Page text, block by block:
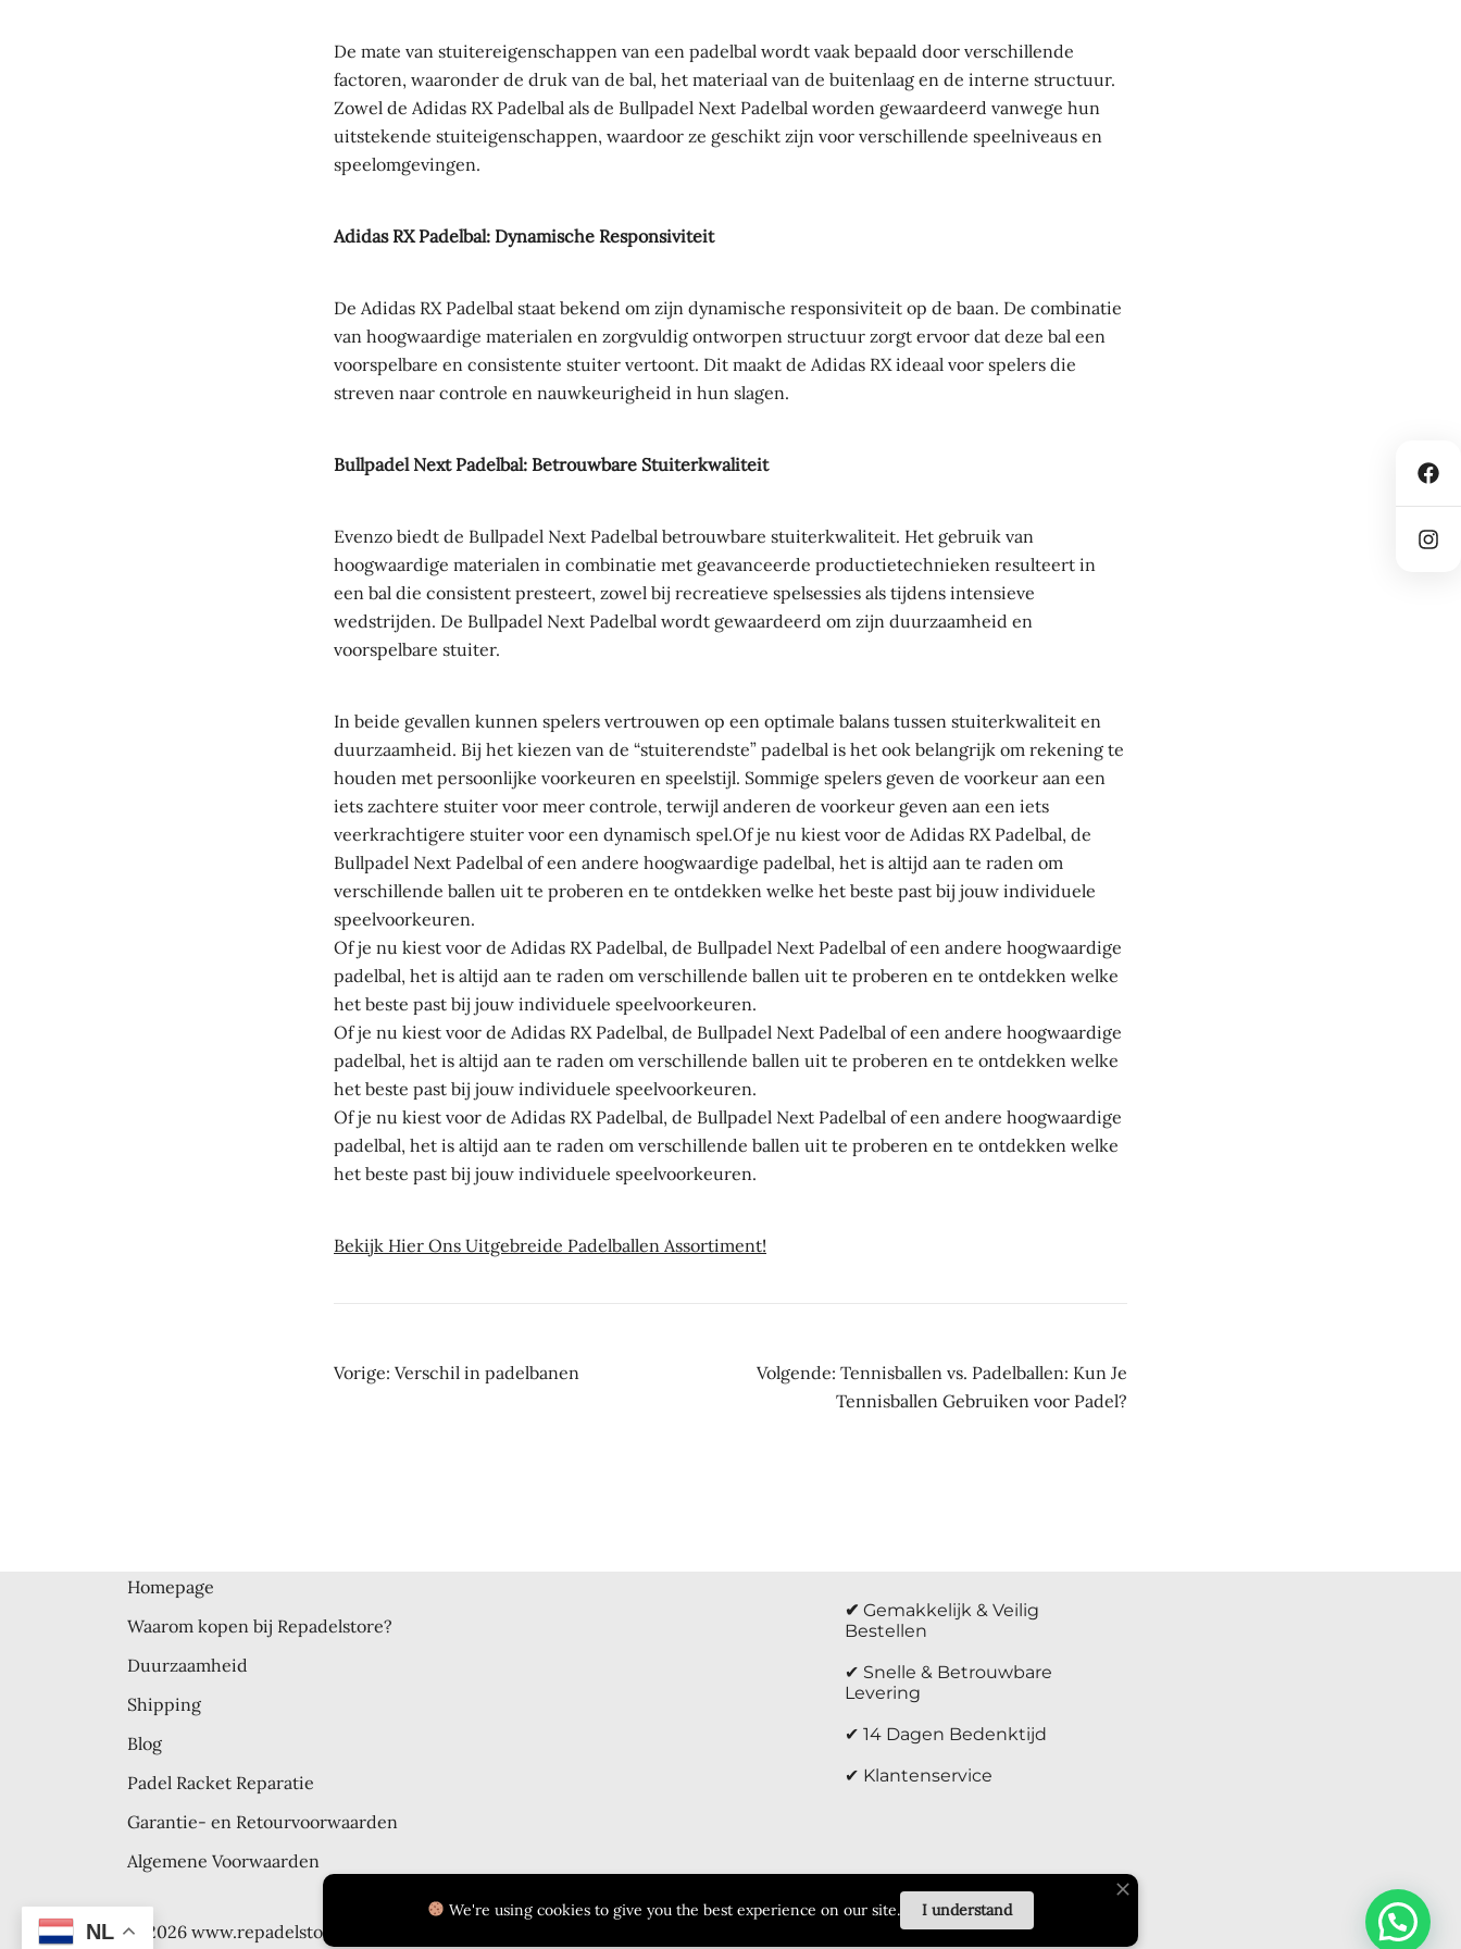
De mate van stuitereigenschappen van een padelbal wordt vaak bepaald door verschillende
factoren, waaronder de druk van de bal, het materiaal van de buitenlaag en de interne structuur.
Zowel de Adidas RX Padelbal als de Bullpadel Next Padelbal worden gewaardeerd vanwege hun
uitstekende stuiteigenschappen, waardoor ze geschikt zijn voor verschillende speelniveaus en
speelomgevingen.
Adidas RX Padelbal: Dynamische Responsiviteit
De Adidas RX Padelbal staat bekend om zijn dynamische responsiviteit op de baan. De combinatie
van hoogwaardige materialen en zorgvuldig ontworpen structuur zorgt ervoor dat deze bal een
voorspelbare en consistente stuiter vertoont. Dit maakt de Adidas RX ideaal voor spelers die
streven naar controle en nauwkeurigheid in hun slagen.
Bullpadel Next Padelbal: Betrouwbare Stuiterkwaliteit
Evenzo biedt de Bullpadel Next Padelbal betrouwbare stuiterkwaliteit. Het gebruik van
hoogwaardige materialen in combinatie met geavanceerde productietechnieken resulteert in
een bal die consistent presteert, zowel bij recreatieve spelsessies als tijdens intensieve
wedstrijden. De Bullpadel Next Padelbal wordt gewaardeerd om zijn duurzaamheid en
voorspelbare stuiter.
In beide gevallen kunnen spelers vertrouwen op een optimale balans tussen stuiterkwaliteit en
duurzaamheid. Bij het kiezen van de “stuiterendste” padelbal is het ook belangrijk om rekening te
houden met persoonlijke voorkeuren en speelstijl. Sommige spelers geven de voorkeur aan een
iets zachtere stuiter voor meer controle, terwijl anderen de voorkeur geven aan een iets
veerkrachtigere stuiter voor een dynamisch spel.Of je nu kiest voor de Adidas RX Padelbal, de
Bullpadel Next Padelbal of een andere hoogwaardige padelbal, het is altijd aan te raden om
verschillende ballen uit te proberen en te ontdekken welke het beste past bij jouw individuele
speelvoorkeuren.
Of je nu kiest voor de Adidas RX Padelbal, de Bullpadel Next Padelbal of een andere hoogwaardige
padelbal, het is altijd aan te raden om verschillende ballen uit te proberen en te ontdekken welke
het beste past bij jouw individuele speelvoorkeuren.
Of je nu kiest voor de Adidas RX Padelbal, de Bullpadel Next Padelbal of een andere hoogwaardige
padelbal, het is altijd aan te raden om verschillende ballen uit te proberen en te ontdekken welke
het beste past bij jouw individuele speelvoorkeuren.
Of je nu kiest voor de Adidas RX Padelbal, de Bullpadel Next Padelbal of een andere hoogwaardige
padelbal, het is altijd aan te raden om verschillende ballen uit te proberen en te ontdekken welke
het beste past bij jouw individuele speelvoorkeuren.
Bekijk Hier Ons Uitgebreide Padelballen Assortiment!
Bericht
Vorige: Verschil in padelbanen Volgende: Tennisballen vs. Padelballen: Kun Je
Tennisballen Gebruiken voor Padel?
Homepage
Waarom kopen bij Repadelstore?
Duurzaamheid
Shipping
Blog
Padel Racket Reparatie
Garantie- en Retourvoorwaarden
Algemene Voorwaarden
✔ Gemakkelijk & Veilig
Bestellen
✔ Snelle & Betrouwbare
Levering
✔ 14 Dagen Bedenktijd
✔ Klantenservice
© 2026 www.repadelstore.com
NL
We're using cookies to give you the best experience on our site. I understand